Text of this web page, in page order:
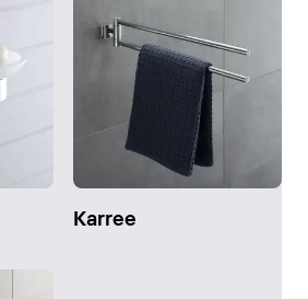
Karree